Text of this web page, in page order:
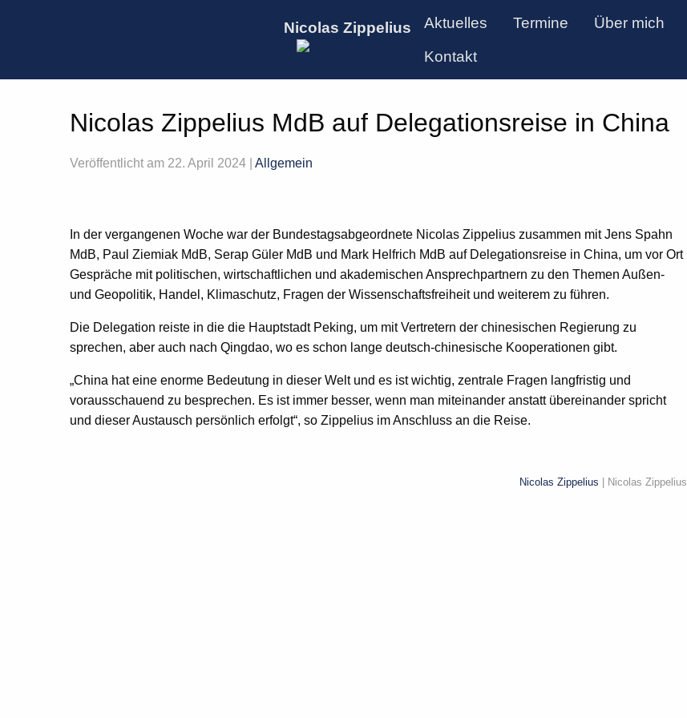
Nicolas Zippelius Aktuelles Termine
Über mich
Kontakt
Nicolas Zippelius MdB auf Delegationsreise in China
Veröffentlicht am 22. April 2024 | Allgemein
In der vergangenen Woche war der Bundestagsabgeordnete Nicolas Zippelius zusammen mit Jens Spahn
MdB, Paul Ziemiak MdB, Serap Güler MdB und Mark Helfrich MdB auf Delegationsreise in China, um vor Ort
Gespräche mit politischen, wirtschaftlichen und akademischen Ansprechpartnern zu den Themen Außen-
und Geopolitik, Handel, Klimaschutz, Fragen der Wissenschaftsfreiheit und weiterem zu führen.
Die Delegation reiste in die die Hauptstadt Peking, um mit Vertretern der chinesischen Regierung zu
sprechen, aber auch nach Qingdao, wo es schon lange deutsch-chinesische Kooperationen gibt.
„China hat eine enorme Bedeutung in dieser Welt und es ist wichtig, zentrale Fragen langfristig und
vorausschauend zu besprechen. Es ist immer besser, wenn man miteinander anstatt übereinander spricht
und dieser Austausch persönlich erfolgt“, so Zippelius im Anschluss an die Reise.
Nicolas Zippelius | Nicolas Zippelius